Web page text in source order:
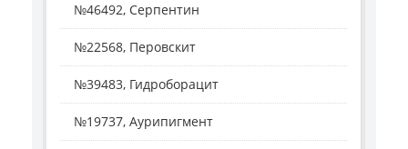
№46492, Серпентин
№22568, Перовскит
№39483, Гидроборацит
№19737, Аурипигмент